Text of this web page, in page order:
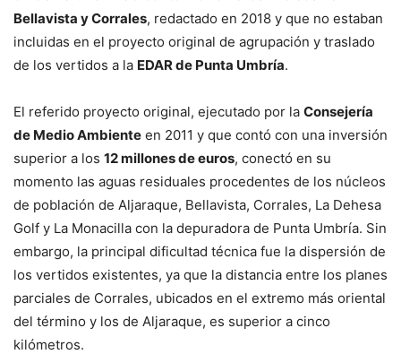
Bellavista y Corrales, redactado en 2018 y que no estaban
incluidas en el proyecto original de agrupación y traslado
de los vertidos a la EDAR de Punta Umbría.
El referido proyecto original, ejecutado por la Consejería
de Medio Ambiente en 2011 y que contó con una inversión
superior a los 12 millones de euros, conectó en su
momento las aguas residuales procedentes de los núcleos
de población de Aljaraque, Bellavista, Corrales, La Dehesa
Golf y La Monacilla con la depuradora de Punta Umbría. Sin
embargo, la principal dificultad técnica fue la dispersión de
los vertidos existentes, ya que la distancia entre los planes
parciales de Corrales, ubicados en el extremo más oriental
del término y los de Aljaraque, es superior a cinco
kilómetros.